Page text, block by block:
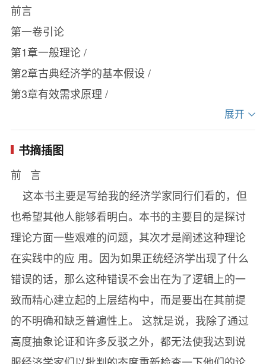
的实施和运作程序还有待于执行者的发挥。尽管作
者给出的只是提纲挈领，但这种国家干预主义的思
想去向人们展示了一个崭新的世界。这种思想也当
之无愧地成为推动一场思想革命的原动力。
前言
第一卷引论
第1章一般理论 /
第2章古典经济学的基本假设 /
第3章有效需求原理 /
第4章单位的选择 /
第5章决定产量与就业量的期望值 /
第6章收入、储蓄和投资的定义 /
附录论使用者成本 /
第7章进一步探讨储蓄和投资的意义 /
第三卷消费倾向
第8章消费倾向一：客观因素 /
第9章消费倾向二：主观因素 /
第10章边际消费倾向和乘数 /
第四卷投资诱导
第11章资本边际效率 /
展开
书摘插图
前 言
这本书主要是写给我的经济学家同行们看的，但
也希望其他人能够看明白。本书的主要目的是探讨
理论方面一些艰难的问题，其次才是阐述这种理论
在实践中的应 用。因为如果正统经济学出现了什么
错误的话，那么这种错误不会出在为了逻辑上的一
致而精心建立起的上层结构中，而是要出在其前提
的不明确和缺乏普遍性上。 这就是说，我除了通过
高度抽象论证和许多反驳之外，都无法使我达到说